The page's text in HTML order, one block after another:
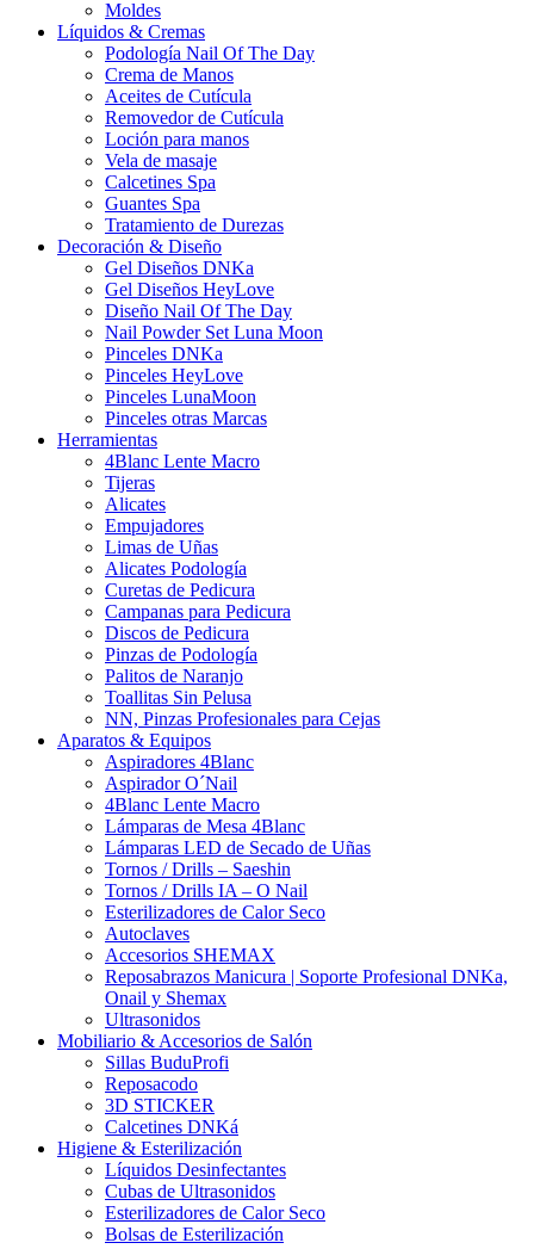
Moldes
Líquidos & Cremas
Podología Nail Of The Day
Crema de Manos
Aceites de Cutícula
Removedor de Cutícula
Loción para manos
Vela de masaje
Calcetines Spa
Guantes Spa
Tratamiento de Durezas
Decoración & Diseño
Gel Diseños DNKa
Gel Diseños HeyLove
Diseño Nail Of The Day
Nail Powder Set Luna Moon
Pinceles DNKa
Pinceles HeyLove
Pinceles LunaMoon
Pinceles otras Marcas
Herramientas
4Blanc Lente Macro
Tijeras
Alicates
Empujadores
Limas de Uñas
Alicates Podología
Curetas de Pedicura
Campanas para Pedicura
Discos de Pedicura
Pinzas de Podología
Palitos de Naranjo
Toallitas Sin Pelusa
NN, Pinzas Profesionales para Cejas
Aparatos & Equipos
Aspiradores 4Blanc
Aspirador O´Nail
4Blanc Lente Macro
Lámparas de Mesa 4Blanc
Lámparas LED de Secado de Uñas
Tornos / Drills – Saeshin
Tornos / Drills IA – O Nail
Esterilizadores de Calor Seco
Autoclaves
Accesorios SHEMAX
Reposabrazos Manicura | Soporte Profesional DNKa,
Onail y Shemax
Ultrasonidos
Mobiliario & Accesorios de Salón
Sillas BuduProfi
Reposacodo
3D STICKER
Calcetines DNKá
Higiene & Esterilización
Líquidos Desinfectantes
Cubas de Ultrasonidos
Esterilizadores de Calor Seco
Bolsas de Esterilización